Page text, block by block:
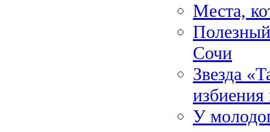
Места,
Сочи
Звезда
У